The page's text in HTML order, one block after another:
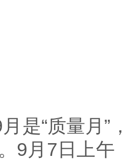
是“质量月”
9月7日上